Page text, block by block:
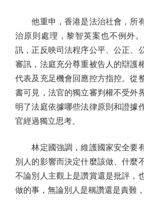
他重申，香港是法治社會，所
治原則處理，黎智英案也不例外
訊，正反映司法程序公平、公正、
審訊，法庭充分尊重被告人的辯護
代表及充足機會回應控方指控。從
書可見，法官的獨立審判權不受外
明了法庭依據哪些法律原則和證據
官經過獨立思考。
林定國強調，維護國家安全要有
別人的影響而決定什麼該做、什麼
不論別人主觀上是讚賞還是批評，
做的事，無論別人是稱讚還是責難